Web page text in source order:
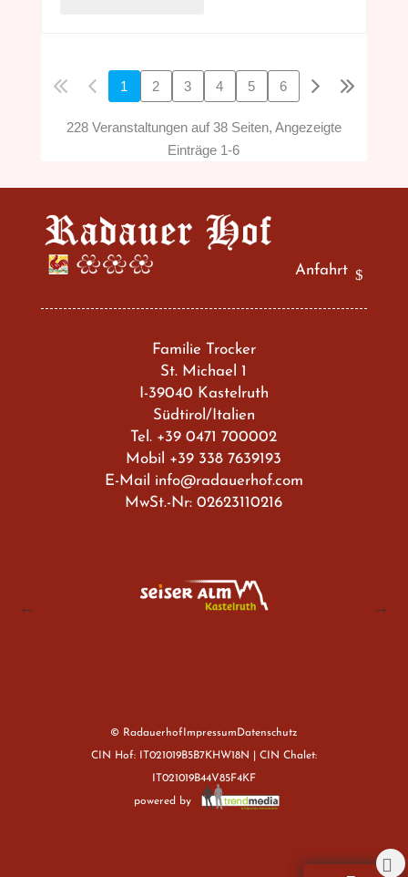
1 2 3 4 5 6
228 Veranstaltungen auf 38 Seiten, Angezeigte
Einträge 1-6
Anfahrt
Familie Trocker
St. Michael 1
I-39040 Kastelruth
Südtirol/Italien
Tel. +39 0471 700002
Mobil +39 338 7639193
E-Mail info@radauerhof.com
MwSt.-Nr: 02623110216
© Radauerhof Impressum Datenschutz
CIN Hof: IT021019B5B7KHW18N | CIN Chalet:
IT021019B44V85F4KF
powered by